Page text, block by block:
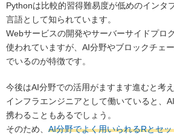
Pythonは比較的習得難易度が低めのインタ
言語として知られています。
Webサービスの開発やサーバーサイドプロ
使われていますが、AI分野やブロックチェ
でいるのが特徴です。
今後はAI分野での活用がますます進むと考え
インフラエンジニアとして働いていると、
携わることもあるでしょう。
そのため、 AI分野でよく用いられるRとセ